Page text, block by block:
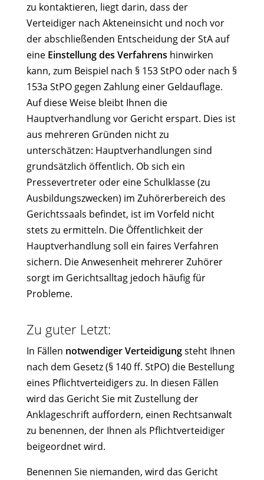
zu kontaktieren, liegt darin, dass der
Verteidiger nach Akteneinsicht und noch vor
der abschließenden Entscheidung der StA auf
eine Einstellung des Verfahrens hinwirken
kann, zum Beispiel nach § 153 StPO oder nach §
153a StPO gegen Zahlung einer Geldauflage.
Auf diese Weise bleibt Ihnen die
Hauptverhandlung vor Gericht erspart. Dies ist
aus mehreren Gründen nicht zu
unterschätzen: Hauptverhandlungen sind
grundsätzlich öffentlich. Ob sich ein
Pressevertreter oder eine Schulklasse (zu
Ausbildungszwecken) im Zuhörerbereich des
Gerichtssaals befindet, ist im Vorfeld nicht
stets zu ermitteln. Die Öffentlichkeit der
Hauptverhandlung soll ein faires Verfahren
sichern. Die Anwesenheit mehrerer Zuhörer
sorgt im Gerichtsalltag jedoch häufig für
Probleme.
Zu guter Letzt:
In Fällen notwendiger Verteidigungsteht Ihnen
nach dem Gesetz (§ 140 ff. StPO) die Bestellung
eines Pflichtverteidigers zu. In diesen Fällen
wird das Gericht Sie mit Zustellung der
Anklageschrift auffordern, einen Rechtsanwalt
zu benennen, der Ihnen als Pflichtverteidiger
beigeordnet wird.
Benennen Sie niemanden, wird das Gericht